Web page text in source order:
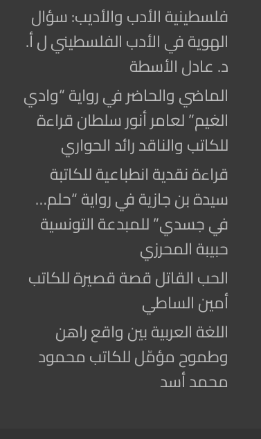
فلسطينية الأدب والأديب: سؤال
الهوية في الأدب الفلسطيني ل أ.
د. عادل الأسطة
الماضي والحاضر في رواية “وادي
الغيم” لعامر أنور سلطان قراءة
للكاتب والناقد رائد الحواري
قراءة نقدية انطباعية للكاتبة
سيدة بن جازية في رواية “حلم…
في جسدي” للمبدعة التونسية
حبيبة المحرزي
الحب القاتل قصة قصيرة للكاتب
أمين الساطي
اللغة العربية بين واقع راهن
وطموح مؤمّل للكاتب محمود
محمد أسد